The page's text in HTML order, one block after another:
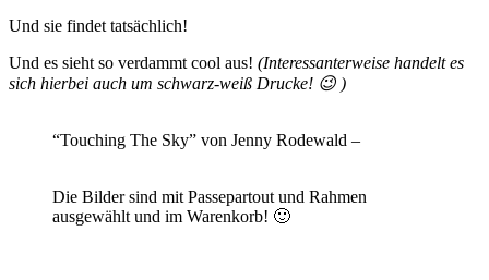
Und sie findet tatsächlich!
Und es sieht so verdammt cool aus! (Interessanterweise handelt es
sich hierbei auch um schwarz-weiß Drucke! 😉 )
“Touching The Sky” von Jenny Rodewald –
Die Bilder sind mit Passepartout und Rahmen
ausgewählt und im Warenkorb! 🙂